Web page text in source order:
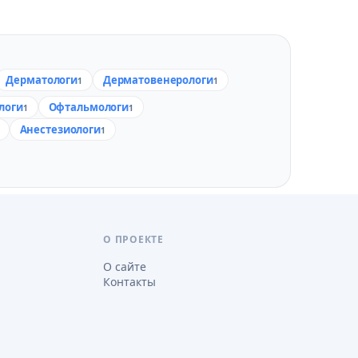
Дерматологи1 Дерматовенерологи1
1 Офтальмологи1
Анестезиологи1
О ПРОЕКТЕ
О сайте
Контакты